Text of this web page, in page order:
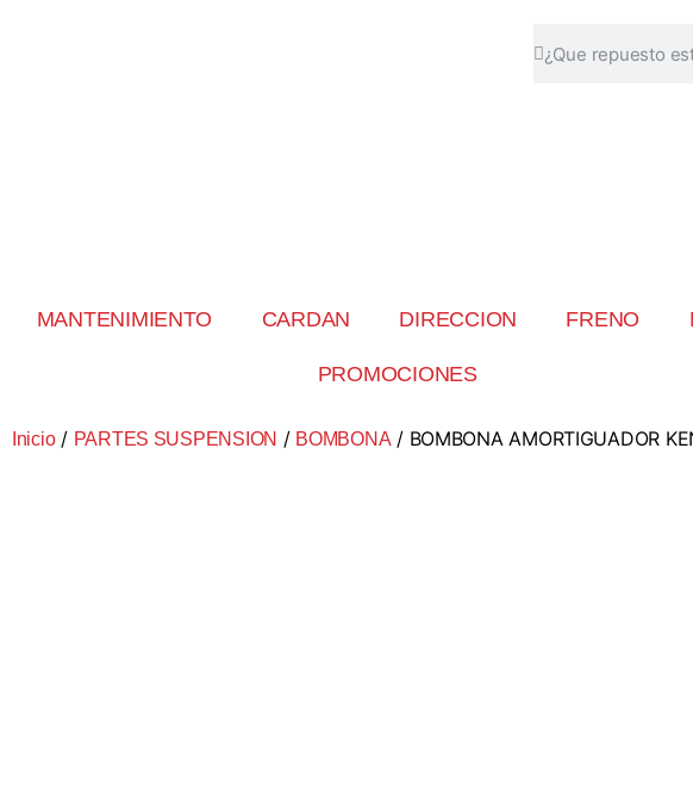
MANTENIMIENTO CARDAN DIRECCION FRENO
PROMOCIONES
Inicio/ PARTES SUSPENSION / BOMBONA/ BOMBONA AMORTIGUADOR